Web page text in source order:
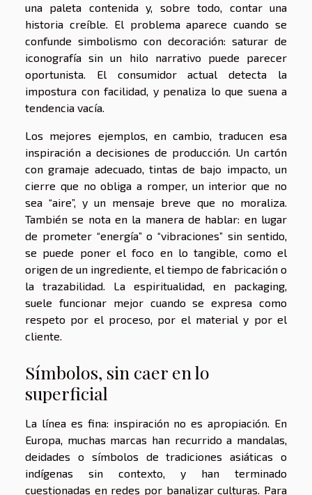
una paleta contenida y, sobre todo, contar una
historia creíble. El problema aparece cuando se
confunde simbolismo con decoración: saturar de
iconografía sin un hilo narrativo puede parecer
oportunista. El consumidor actual detecta la
impostura con facilidad, y penaliza lo que suena a
tendencia vacía.
Los mejores ejemplos, en cambio, traducen esa
inspiración a decisiones de producción. Un cartón
con gramaje adecuado, tintas de bajo impacto, un
cierre que no obliga a romper, un interior que no
sea “aire”, y un mensaje breve que no moraliza.
También se nota en la manera de hablar: en lugar
de prometer “energía” o “vibraciones” sin sentido,
se puede poner el foco en lo tangible, como el
origen de un ingrediente, el tiempo de fabricación o
la trazabilidad. La espiritualidad, en packaging,
suele funcionar mejor cuando se expresa como
respeto por el proceso, por el material y por el
cliente.
Símbolos, sin caer en lo
superficial
La línea es fina: inspiración no es apropiación. En
Europa, muchas marcas han recurrido a mandalas,
deidades o símbolos de tradiciones asiáticas o
indígenas sin contexto, y han terminado
cuestionadas en redes por banalizar culturas. Para